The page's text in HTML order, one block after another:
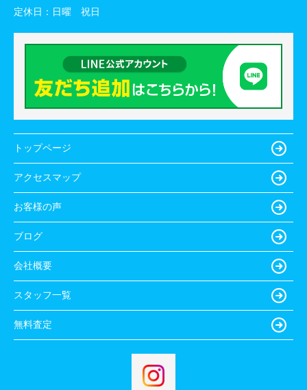
定休日： 日曜 祝日
トップページ
アクセスマップ
お客様の声
ブログ
会社概要
スタッフ一覧
無料査定